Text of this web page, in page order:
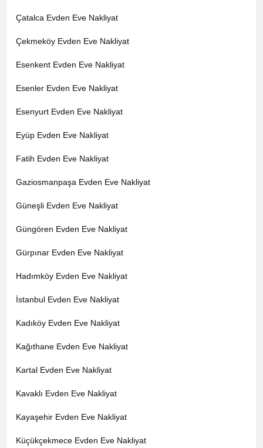
Çatalca Evden Eve Nakliyat
Çekmeköy Evden Eve Nakliyat
Esenkent Evden Eve Nakliyat
Esenler Evden Eve Nakliyat
Esenyurt Evden Eve Nakliyat
Eyüp Evden Eve Nakliyat
Fatih Evden Eve Nakliyat
Gaziosmanpaşa Evden Eve Nakliyat
Güneşli Evden Eve Nakliyat
Güngören Evden Eve Nakliyat
Gürpınar Evden Eve Nakliyat
Hadımköy Evden Eve Nakliyat
İstanbul Evden Eve Nakliyat
Kadıköy Evden Eve Nakliyat
Kağıthane Evden Eve Nakliyat
Kartal Evden Eve Nakliyat
Kavaklı Evden Eve Nakliyat
Kayaşehir Evden Eve Nakliyat
Küçükçekmece Evden Eve Nakliyat